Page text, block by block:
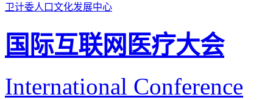
卫计委人口文化发展中心
国际互联网医疗大会
International Conference